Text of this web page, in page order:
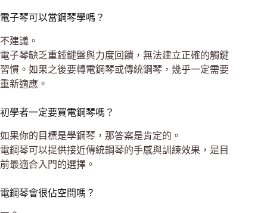
電子琴可以當鋼琴學嗎？
不建議。
電子琴缺乏重錘鍵盤與力度回饋，無法建立正確的觸鍵
習慣。如果之後要轉電鋼琴或傳統鋼琴，幾乎一定需要
重新適應。
初學者一定要買電鋼琴嗎？
如果你的目標是學鋼琴，那答案是肯定的。
電鋼琴可以提供接近傳統鋼琴的手感與訓練效果，是目
前最適合入門的選擇。
電鋼琴會很佔空間嗎？